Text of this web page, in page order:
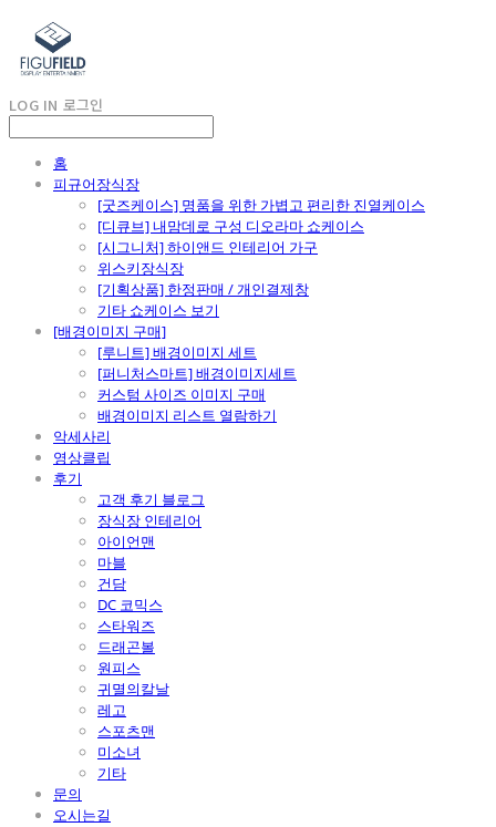
LOG IN 로그인
홈
피규어장식장
[굿즈케이스] 명품을 위한 가볍고 편리한 진열케이스
[디큐브] 내맘데로 구성 디오라마 쇼케이스
[시그니처] 하이앤드 인테리어 가구
위스키장식장
[기획상품] 한정판매 / 개인결제창
기타 쇼케이스 보기
[배경이미지 구매]
[루니트] 배경이미지 세트
[퍼니처스마트] 배경이미지세트
커스텀 사이즈 이미지 구매
배경이미지 리스트 열람하기
악세사리
영상클립
후기
고객 후기 블로그
장식장 인테리어
아이언맨
마블
건담
DC 코믹스
스타워즈
드래곤볼
원피스
귀멸의칼날
레고
스포츠맨
미소녀
기타
문의
오시는길